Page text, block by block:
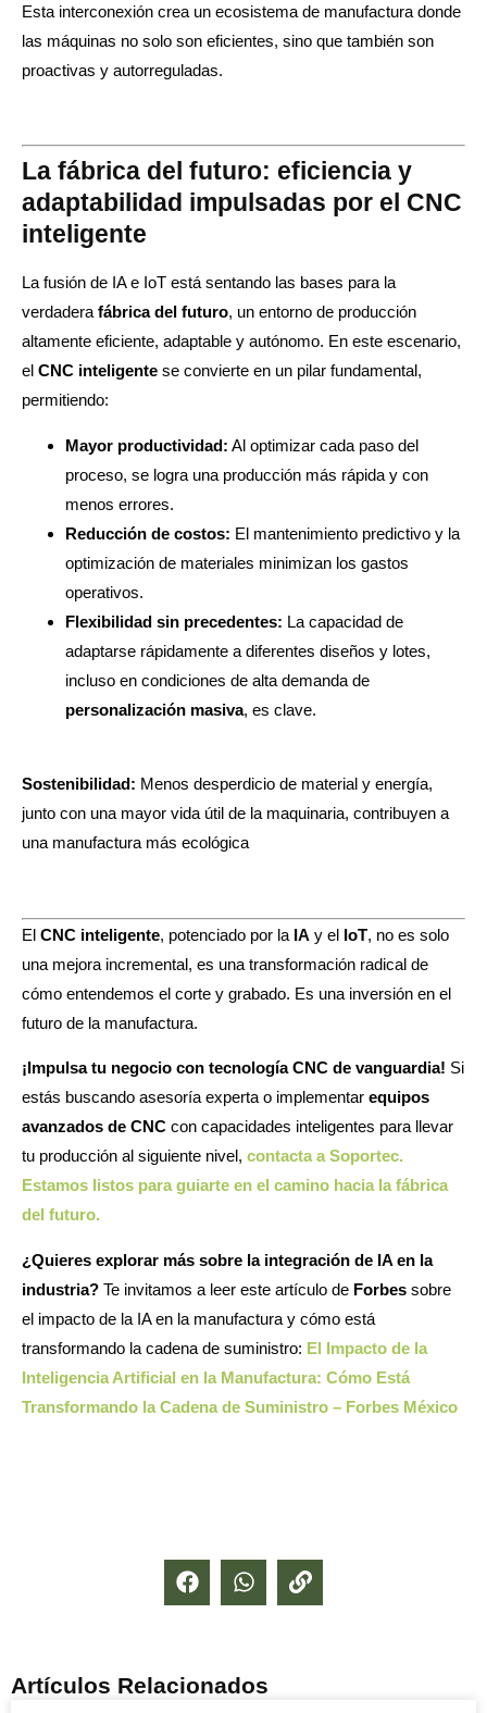
Esta interconexión crea un ecosistema de manufactura donde
las máquinas no solo son eficientes, sino que también son
proactivas y autorreguladas.
La fábrica del futuro: eficiencia y
adaptabilidad impulsadas por el CNC
inteligente
La fusión de IA e IoT está sentando las bases para la
verdadera fábrica del futuro, un entorno de producción
altamente eficiente, adaptable y autónomo. En este escenario,
el CNC inteligente se convierte en un pilar fundamental,
permitiendo:
Mayor productividad: Al optimizar cada paso del
proceso, se logra una producción más rápida y con
menos errores.
Reducción de costos: El mantenimiento predictivo y la
optimización de materiales minimizan los gastos
operativos.
Flexibilidad sin precedentes: La capacidad de
adaptarse rápidamente a diferentes diseños y lotes,
incluso en condiciones de alta demanda de
personalización masiva, es clave.
Sostenibilidad: Menos desperdicio de material y energía,
junto con una mayor vida útil de la maquinaria, contribuyen a
una manufactura más ecológica
El CNC inteligente, potenciado por la IA y el IoT, no es solo
una mejora incremental, es una transformación radical de
cómo entendemos el corte y grabado. Es una inversión en el
futuro de la manufactura.
¡Impulsa tu negocio con tecnología CNC de vanguardia! Si
estás buscando asesoría experta o implementar equipos
avanzados de CNC con capacidades inteligentes para llevar
tu producción al siguiente nivel, contacta a Soportec.
Estamos listos para guiarte en el camino hacia la fábrica
del futuro.
¿Quieres explorar más sobre la integración de IA en la
industria? Te invitamos a leer este artículo de Forbes sobre
el impacto de la IA en la manufactura y cómo está
transformando la cadena de suministro: El Impacto de la
Inteligencia Artificial en la Manufactura: Cómo Está
Transformando la Cadena de Suministro – Forbes México
Artículos Relacionados